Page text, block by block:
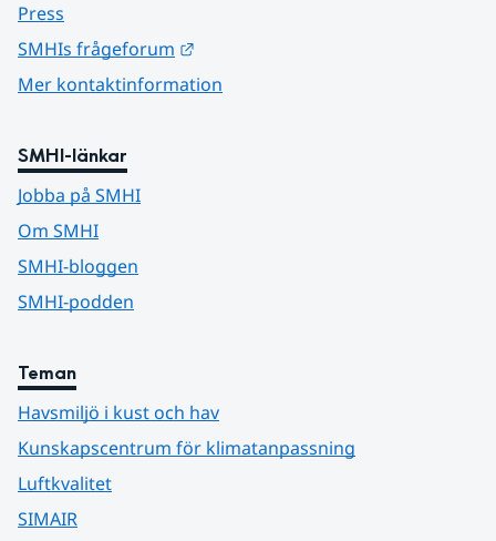
Press
SMHIs frågeforum
Mer kontaktinformation
SMHI-länkar
Jobba på SMHI
Om SMHI
SMHI-bloggen
SMHI-podden
Teman
Havsmiljö i kust och hav
Kunskapscentrum för klimatanpassning
Luftkvalitet
SIMAIR